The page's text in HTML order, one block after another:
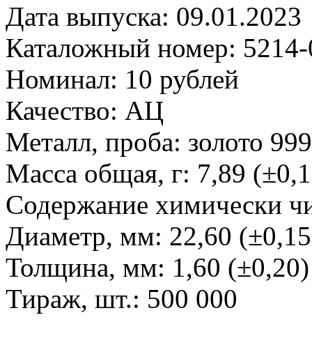
Дата выпуска: 09.01.2023
Каталожный номер:
Номинал: 10 рублей
Качество: АЦ
Металл, проба: золото
Масса общая, г: 7,89
Содержание химически
Диаметр, мм: 22,60
Толщина, мм: 1,60 (±0,20)
Тираж, шт.: 500 000